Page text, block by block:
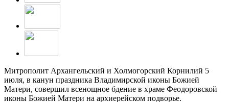
Митрополит Архангельский и Холмогорский Корнилий 5
июля, в канун праздника Владимирской иконы Божией
Матери, совершил всенощное бдение в храме Феодоровской
иконы Божией Матери на архиерейском подворье.